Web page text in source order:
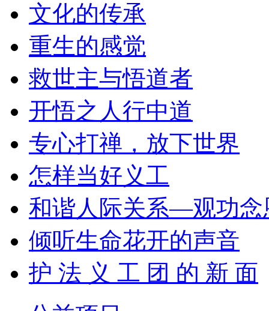
文化的传承
重生的感觉
救世主与悟道者
开悟之人行中道
专心打禅，放下世界
怎样当好义工
和谐人际关系—观功念
倾听生命花开的声音
护 法 义 工 团 的 新 面